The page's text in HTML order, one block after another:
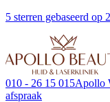
5 sterren gebaseerd op
010 - 26 15 015Apollo
afspraak